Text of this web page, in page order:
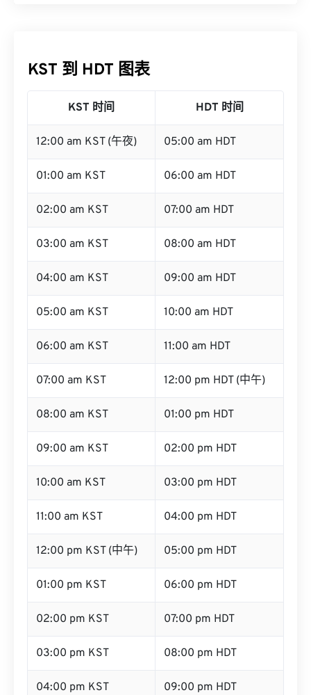
KST 到 HDT 图表
KST 时间 HDT 时间
12:00 am KST (午夜) 05:00 am HDT
01:00 am KST 06:00 am HDT
02:00 am KST 07:00 am HDT
03:00 am KST 08:00 am HDT
04:00 am KST 09:00 am HDT
05:00 am KST 10:00 am HDT
06:00 am KST 11:00 am HDT
07:00 am KST 12:00 pm HDT (中午)
08:00 am KST 01:00 pm HDT
09:00 am KST 02:00 pm HDT
10:00 am KST 03:00 pm HDT
11:00 am KST 04:00 pm HDT
12:00 pm KST (中午) 05:00 pm HDT
01:00 pm KST 06:00 pm HDT
02:00 pm KST 07:00 pm HDT
03:00 pm KST 08:00 pm HDT
04:00 pm KST 09:00 pm HDT